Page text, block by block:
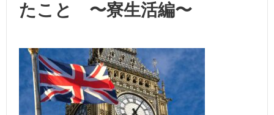
たこと 〜寮生活編〜